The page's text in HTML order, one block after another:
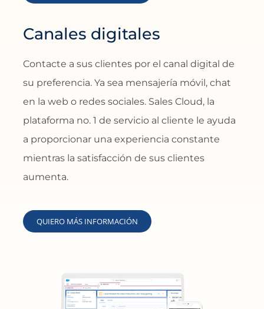
Canales digitales
Contacte a sus clientes por el canal digital de
su preferencia. Ya sea mensajería móvil, chat
en la web o redes sociales. Sales Cloud, la
plataforma no. 1 de servicio al cliente le ayuda
a proporcionar una experiencia constante
mientras la satisfacción de sus clientes
aumenta.
QUIERO MÁS INFORMACIÓN